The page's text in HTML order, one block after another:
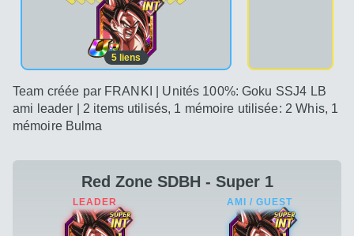
5 liens
Team créée par FRANKI | Unités 100%: Goku SSJ4 LB
ami leader | 2 items utilisés, 1 mémoire utilisée: 2 Whis, 1
mémoire Bulma
Red Zone SDBH - Super 1